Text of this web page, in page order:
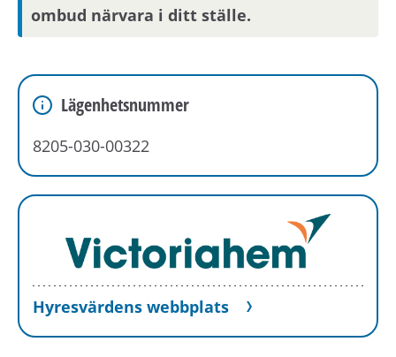
ombud närvara i ditt ställe.
Lägenhetsnummer
8205-030-00322
Hyresvärdens webbplats